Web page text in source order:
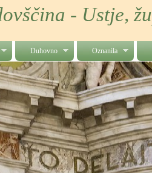
- Ustje,
Duhovno Oznanila